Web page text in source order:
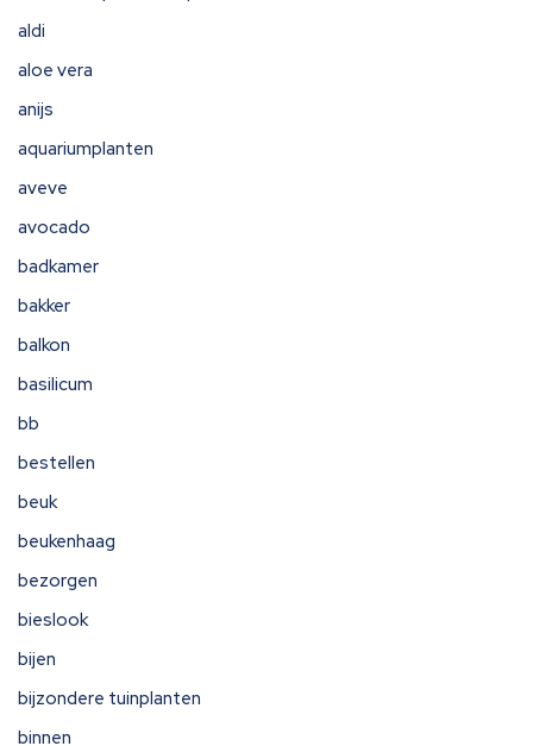
aldi
aloe vera
anijs
aquariumplanten
aveve
avocado
badkamer
bakker
balkon
basilicum
bb
bestellen
beuk
beukenhaag
bezorgen
bieslook
bijen
bijzondere tuinplanten
binnen